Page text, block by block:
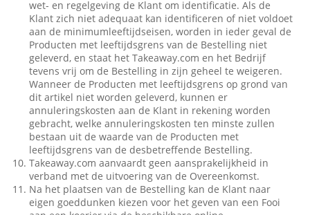
wet- en regelgeving de Klant om identificatie. Als de
Klant zich niet adequaat kan identificeren of niet voldoet
aan de minimumleeftijdseisen, worden in ieder geval de
Producten met leeftijdsgrens van de Bestelling niet
geleverd, en staat het Takeaway.com en het Bedrijf
tevens vrij om de Bestelling in zijn geheel te weigeren.
Wanneer de Producten met leeftijdsgrens op grond van
dit artikel niet worden geleverd, kunnen er
annuleringskosten aan de Klant in rekening worden
gebracht, welke annuleringskosten ten minste zullen
bestaan uit de waarde van de Producten met
leeftijdsgrens van de desbetreffende Bestelling.
Takeaway.com aanvaardt geen aansprakelijkheid in
verband met de uitvoering van de Overeenkomst.
Na het plaatsen van de Bestelling kan de Klant naar
eigen goeddunken kiezen voor het geven van een Fooi